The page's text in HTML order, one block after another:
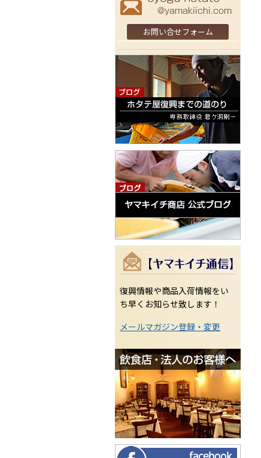
お問い合せフォーム
復興情報や商品入荷情報をい
ち早くお知らせ致します！
メールマガジン登録・変更